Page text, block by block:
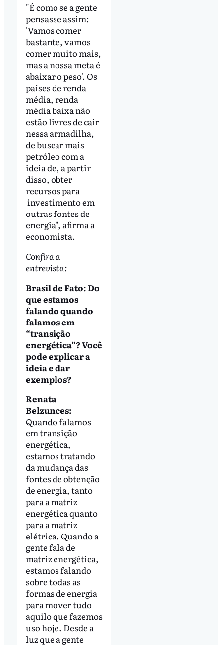
"É como se a gente
pensasse assim:
'Vamos comer
bastante, vamos
comer muito mais,
mas a nossa meta é
abaixar o peso'. Os
países de renda
média, renda
média baixa não
estão livres de cair
nessa armadilha,
de buscar mais
petróleo com a
ideia de, a partir
disso, obter
recursos para
investimento em
outras fontes de
energia", afirma a
economista.
Confira a
entrevista:
Brasil de Fato: Do
que estamos
falando quando
falamos em
“transição
energética”? Você
pode explicar a
ideia e dar
exemplos?
Renata
Belzunces:
Quando falamos
em transição
energética,
estamos tratando
da mudança das
fontes de obtenção
de energia, tanto
para a matriz
energética quanto
para a matriz
elétrica. Quando a
gente fala de
matriz energética,
estamos falando
sobre todas as
formas de energia
para mover tudo
aquilo que fazemos
uso hoje. Desde a
luz que a gente